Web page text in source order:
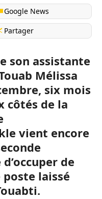
Google News
Partager
son assistante
Mélissa
six mois
côtés de la
vient encore
de
laissé